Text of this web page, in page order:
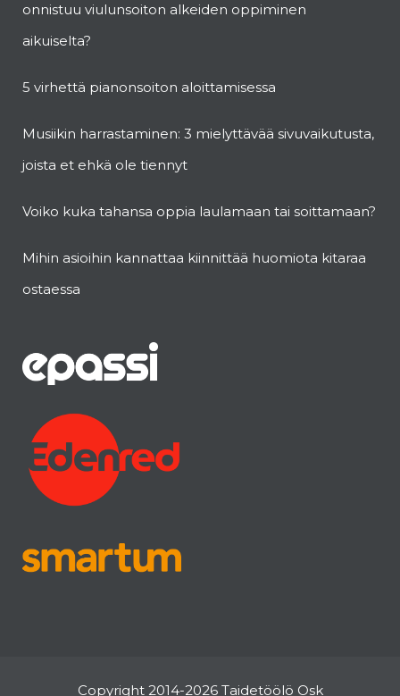
onnistuu viulunsoiton alkeiden oppiminen
aikuiselta?
5 virhettä pianonsoiton aloittamisessa
Musiikin harrastaminen: 3 mielyttävää sivuvaikutusta,
joista et ehkä ole tiennyt
Voiko kuka tahansa oppia laulamaan tai soittamaan?
Mihin asioihin kannattaa kiinnittää huomiota kitaraa
ostaessa
Copyright 2014-2026 Taidetöölö Osk